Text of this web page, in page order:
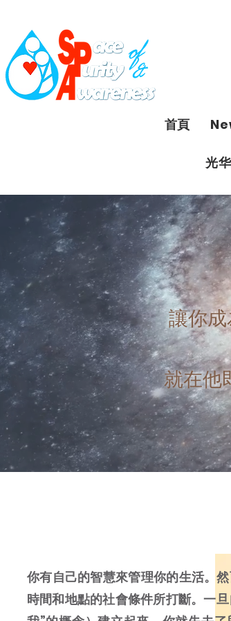
首頁
光
我們的公
讓你成
就在他
你有自己的智慧來管理你的生活。
時間和地點的社會條件所打斷。一